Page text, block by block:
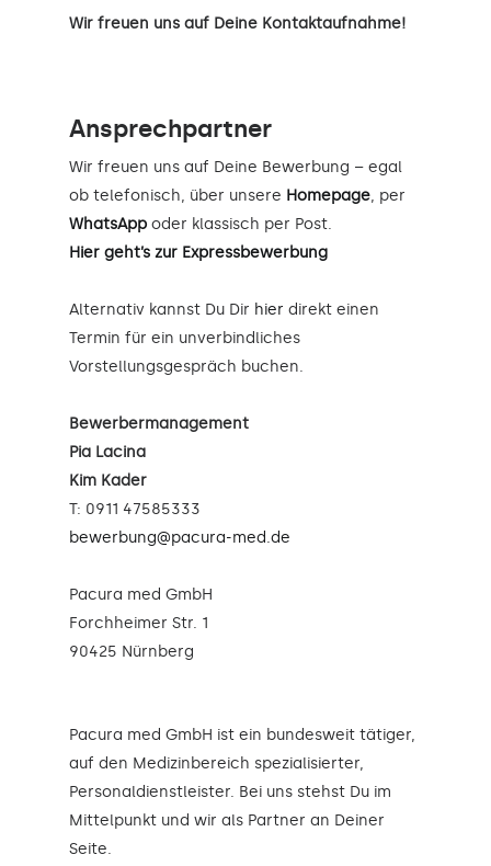
Wir freuen uns auf Deine Kontaktaufnahme!
Ansprechpartner
Wir freuen uns auf Deine Bewerbung – egal
ob telefonisch, über unsere Homepage, per
WhatsApp oder klassisch per Post.
Hier geht’s zur Expressbewerbung
Alternativ kannst Du Dir hier direkt einen
Termin für ein unverbindliches
Vorstellungsgespräch buchen.
Bewerbermanagement
Pia Lacina
Kim Kader
T: 0911 47585333
bewerbung@pacura-med.de
Pacura med GmbH
Forchheimer Str. 1
90425 Nürnberg
Pacura med GmbH ist ein bundesweit tätiger,
auf den Medizinbereich spezialisierter,
Personaldienstleister. Bei uns stehst Du im
Mittelpunkt und wir als Partner an Deiner
Seite.